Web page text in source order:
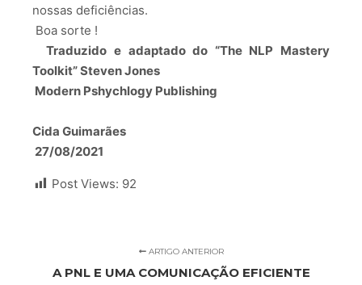
nossas deficiências.
Boa sorte !
Traduzido e adaptado do “The NLP Mastery
Toolkit” Steven Jones
Modern Pshychlogy Publishing
Cida Guimarães
27/08/2021
Post Views: 92
ARTIGO ANTERIOR
A PNL E UMA COMUNICAÇÃO EFICIENTE